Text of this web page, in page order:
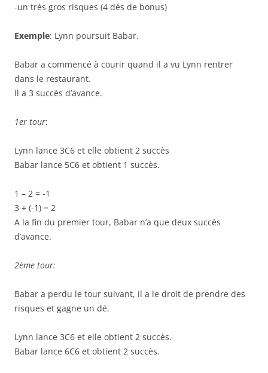
-un très gros risques (4 dés de bonus)
Exemple: Lynn poursuit Babar.
Babar a commencé à courir quand il a vu Lynn rentrer
dans le restaurant.
Il a 3 succès d’avance.
1er tour:
Lynn lance 3C6 et elle obtient 2 succès
Babar lance 5C6 et obtient 1 succès.
1 – 2 = -1
3 + (-1) = 2
A la fin du premier tour, Babar n’a que deux succès
d’avance.
2ème tour:
Babar a perdu le tour suivant, il a le droit de prendre des
risques et gagne un dé.
Lynn lance 3C6 et elle obtient 2 succès.
Babar lance 6C6 et obtient 2 succès.